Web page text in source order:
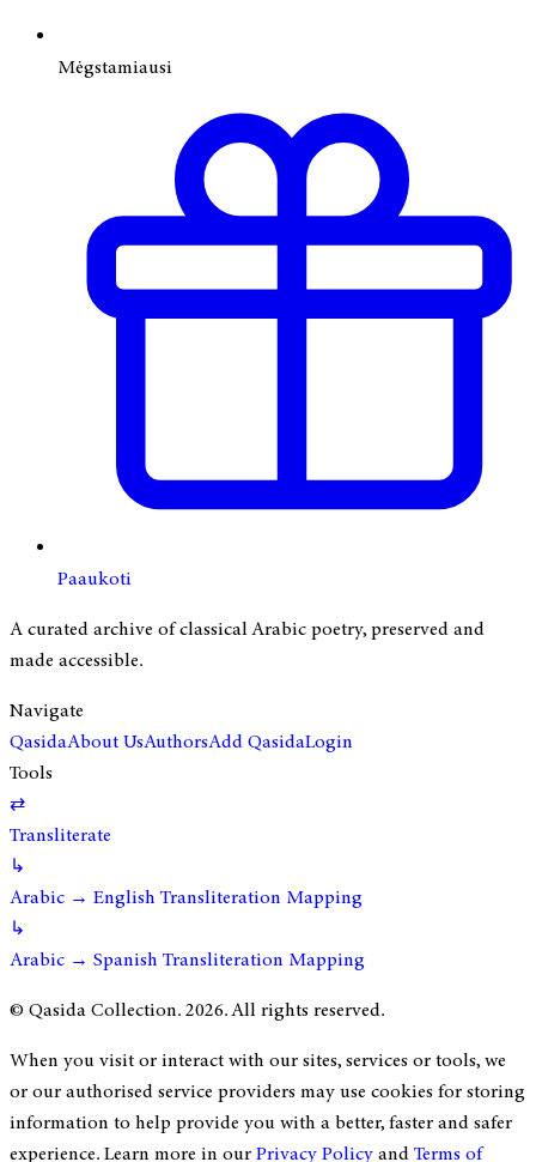
Mėgstamiausi
Paaukoti
A curated archive of classical Arabic poetry, preserved and
made accessible.
Navigate
QasidaAbout UsAuthorsAdd QasidaLogin
Tools
⇄
Transliterate
↳
Arabic → English Transliteration Mapping
↳
Arabic → Spanish Transliteration Mapping
© Qasida Collection.2026. All rights reserved.
When you visit or interact with our sites, services or tools, we
or our authorised service providers may use cookies for storing
information to help provide you with a better, faster and safer
experience. Learn more in ourPrivacy PolicyandTerms of